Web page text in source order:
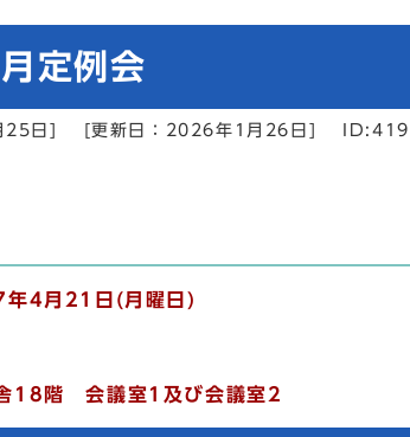
定例会
25日] [更新日：2026年1月26日]
4月21日(月曜日)
18階 会議室1及び会議室2